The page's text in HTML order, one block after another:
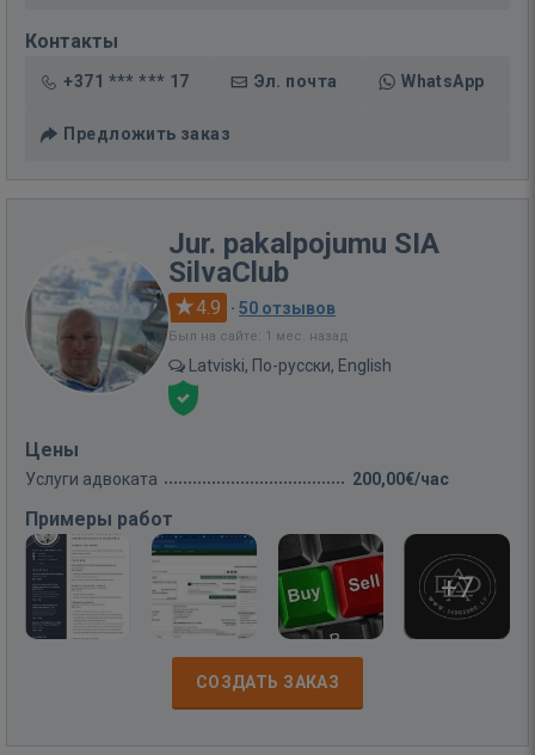
Контакты
+371 *** *** 17 Эл. почта WhatsApp
Предложить заказ
Jur. pakalpojumu SIA
SilvaClub
4.9 · 50 отзывов
Был на сайте: 1 мес. назад
Latviski, По-русски, English
Цены
Услуги адвоката 200,00€/час
Примеры работ
+7
СОЗДАТЬ ЗАКАЗ